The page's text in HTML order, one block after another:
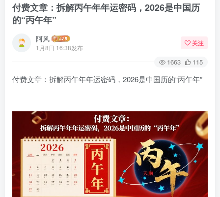
付费文章：拆解丙午年年运密码，2026是中国历
的“丙午年”
阿风
1月8日 16:38发布
关注
1663 115
付费文章：拆解丙午年年运密码，2026是中国历的“丙午年”